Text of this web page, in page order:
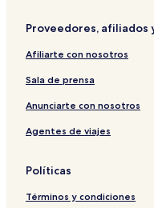
Proveedores, afiliados
Afiliarte con nosotros
Sala de prensa
Anunciarte con nosotros
Agentes de viajes
Políticas
Términos y condiciones